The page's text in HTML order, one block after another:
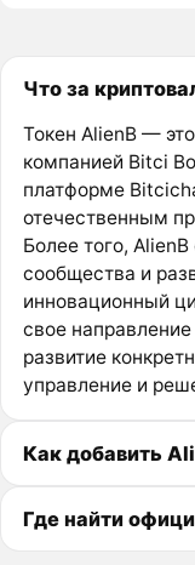
Что за
Токен AlienB —
компанией Bitci
платформе
отечественным
Более того,
сообщества и
инновационный
свое
развитие
управление и
Как добавить
Где найти